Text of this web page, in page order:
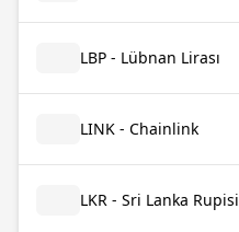
LBP - Lübnan Lirası
LINK - Chainlink
LKR - Sri Lanka Rupisi